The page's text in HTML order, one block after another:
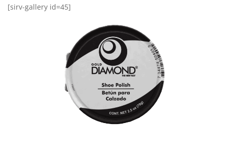
[sirv-gallery id=45]